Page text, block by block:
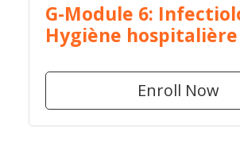
G-Module 6:
Hygiène hospitalière
Enroll Now